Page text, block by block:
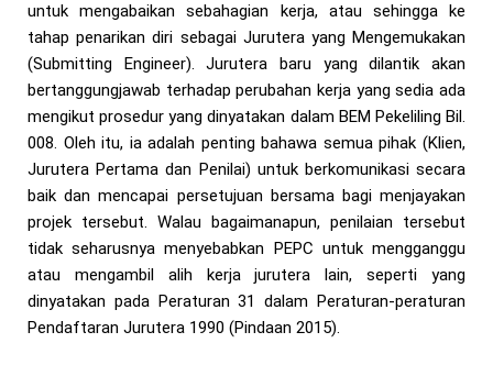
untuk mengabaikan sebahagian kerja, atau sehingga ke
tahap penarikan diri sebagai Jurutera yang Mengemukakan
(Submitting Engineer). Jurutera baru yang dilantik akan
bertanggungjawab terhadap perubahan kerja yang sedia ada
mengikut prosedur yang dinyatakan dalam BEM Pekeliling Bil.
008. Oleh itu, ia adalah penting bahawa semua pihak (Klien,
Jurutera Pertama dan Penilai) untuk berkomunikasi secara
baik dan mencapai persetujuan bersama bagi menjayakan
projek tersebut. Walau bagaimanapun, penilaian tersebut
tidak seharusnya menyebabkan PEPC untuk mengganggu
atau mengambil alih kerja jurutera lain, seperti yang
dinyatakan pada Peraturan 31 dalam Peraturan-peraturan
Pendaftaran Jurutera 1990 (Pindaan 2015).